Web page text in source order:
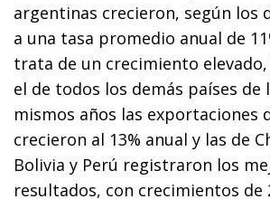
argentinas crecieron, según los
a una tasa promedio anual de
trata de un crecimiento
el de todos los demás países de
mismos años las exportaciones
crecieron al 13% anual y las de
Bolivia y Perú registraron los
resultados, con crecimientos de